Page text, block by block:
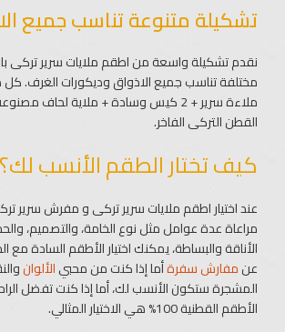
تشكيلة متنوعة تناسب جميع
نقدم تشكيلة واسعة من اطقم ملايات سرير تركى
مختلفة تناسب جميع الاذواق وديكورات الغرف.
ملاءة سرير + 2 كيس وسادة + ملاية لحاف
القطن التركى الفاخر.
كيف تختار الطقم الأنسب لك؟
عند اختيار اطقم ملايات سرير تركى و مفرش سرير
مراعاة عدة عوامل مثل نوع الخامة، والتصميم،
الأناقة والبساطة، يمكنك اختيار الأطقم السادة مع
عنمفارش سفرةأما إذا كنت من محبيالألوان
المشجرة ستكون الأنسب لك، أما إذا كنت تفضل
الأطقم القطنية 100% هي الاختيار المثالي.